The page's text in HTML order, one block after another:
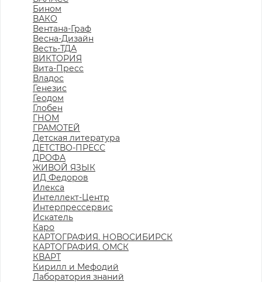
Бином
ВАКО
Вентана-Граф
Весна-Дизайн
Весть-ТДА
ВИКТОРИЯ
Вита-Пресс
Владос
Генезис
Геодом
Глобен
ГНОМ
ГРАМОТЕЙ
Детская литература
ДЕТСТВО-ПРЕСС
ДРОФА
ЖИВОЙ ЯЗЫК
ИД Федоров
Илекса
Интеллект-Центр
Интерпрессервис
Искатель
Каро
КАРТОГРАФИЯ. НОВОСИБИРСК
КАРТОГРАФИЯ. ОМСК
КВАРТ
Кирилл и Мефодий
Лаборатория знаний